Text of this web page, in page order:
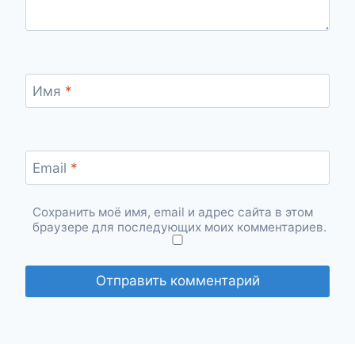
Имя *
Email *
Сохранить моё имя, email и адрес сайта в этом
браузере для последующих моих комментариев.